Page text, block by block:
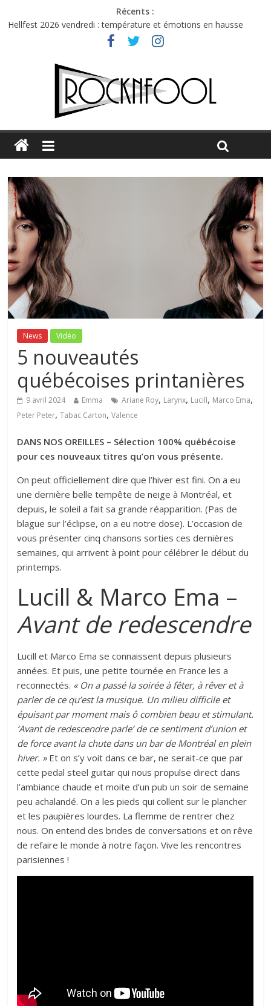
Récents :
Hellfest 2026 vendredi : température et émotions en hausse
Hellfest 2026 jeudi : impossible de choisir entre chaleur et bonne
Première édition du Midgard Festival : entre bière, métal et
Charlie Puth à l’Olympia : la leçon de pop du Professeur Puth
Jon Spencer & the HITmakers : coup de chaud au café Atlantik
News Vidéo
5 nouveautés
québécoises printanières
9 avril 2024 Emma Ariane Roy, Larynx, Lucill, Marco Ema,
Peter Peter,Tabac Carton,Valence
DANS NOS OREILLES – Sélection 100% québécoise
pour ces nouveaux titres qu’on vous présente.
On peut officiellement dire que l’hiver est fini. On a eu
une dernière belle tempête de neige à Montréal, et
depuis, le soleil a fait sa grande réapparition. (Pas de
blague sur l’éclipse, on a eu notre dose). L’occasion de
vous présenter cinq chansons sorties ces dernières
semaines, qui arrivent à point pour célébrer le début du
printemps.
Lucill & Marco Ema –
Avant de redescendre
Lucill et Marco Ema se connaissent depuis plusieurs
années. Et puis, une petite tournée en France les a
reconnectés. « On a passé la soirée à fêter, à rêver et à
parler de ce qu’est la musique. Un milieu difficile et
épuisant par moment mais ô combien beau et stimulant.
‘Avant de redescendre parle’ de ce sentiment d’union et
de force avant la chute dans un bar de Montréal en plein
hiver. »Et on s’y voit dans ce bar, ne serait-ce que par
cette pedal steel guitar qui nous propulse direct dans
l’ambiance chaude et moite d’un pub un soir de semaine
peu achalandé. On a les pieds qui collent sur le plancher
et les paupières lourdes. La flemme de rentrer chez
nous. On entend des brides de conversations et on rêve
de refaire le monde à notre façon. Vive les rencontres
parisiennes !